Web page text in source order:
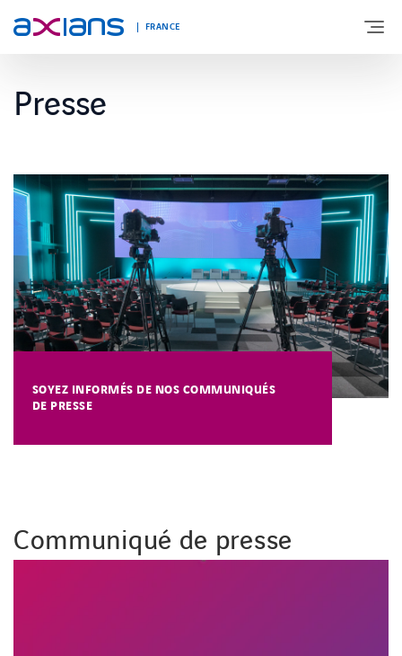
FRANCE
DÉCOUVREZ AXIANS
EXPERTISES
INNOVATIONS
SECTEURS D’ACTIVITÉ
NEWS
Nous contacter
Presse
SOYEZ INFORMÉS DE NOS COMMUNIQUÉS
DE PRESSE
Communiqué de presse